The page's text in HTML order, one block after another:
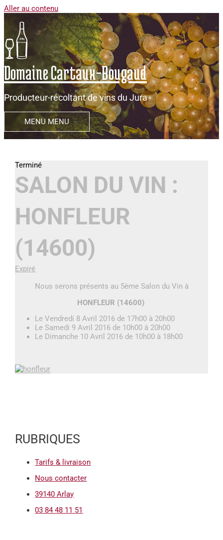
Aller au contenu
Domaine Cartaux-Bougaud
Producteur-récoltant de vins du Jura
MENU MENU
SALON DU VIN :
HONFLEUR
(14600)
Expiré
Nous serons présents au 5ème Salon du Vin à
HONFLEUR (14600)
Le Vendredi 8 Avril 2016 de 17h00 à 20h00
Le Samedi 9 Avril 2016 de 10h00 à 20h00
Le Dimanche 10 Avril 2016 de 10h00 à 18h00
RUBRIQUES
Tarifs & livraison
Nous contacter
39140 Arlay
03 84 48 11 51